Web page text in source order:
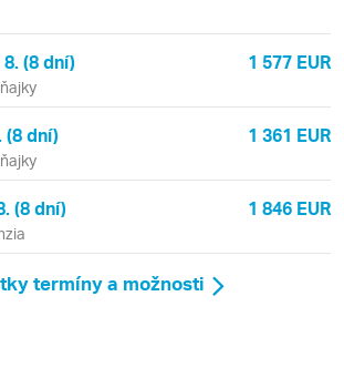
8. (8 dní) 1 577 EUR
(8 dní) 1 361 EUR
(8 dní) 1 846 EUR
termíny a možnosti